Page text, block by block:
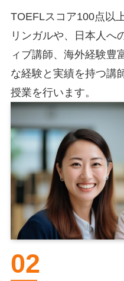
TOEFLスコア100点以
リンガルや、日本人へ
ィブ講師、海外経験豊
な経験と実績を持つ講
授業を行います。
02